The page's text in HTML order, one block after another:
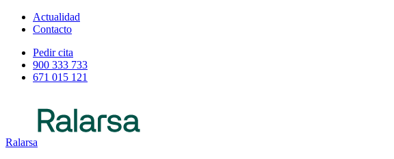
Actualidad
Contacto
Pedir cita
900 333 733
671 015 121
Ralarsa